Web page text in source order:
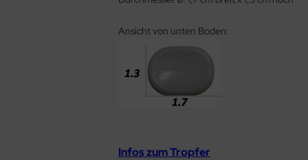
Ansicht von unten Boden:
Infos zum Tropfer